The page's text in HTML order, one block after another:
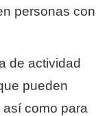
personas con
de actividad
pueden
así como para